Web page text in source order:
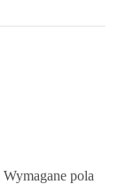
Wymagane pola